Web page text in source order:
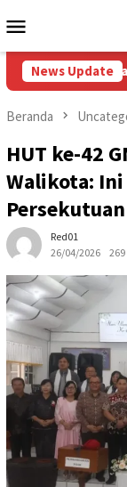
ke
Mobile
News Update
Status
Beranda
HUT ke-42
Walikota:
Red01
26/04/2026